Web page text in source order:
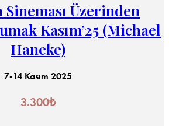
Sineması Üzerinden
Kasım’25 (Michael
Haneke)
7-14 Kasım 2025
3.300₺